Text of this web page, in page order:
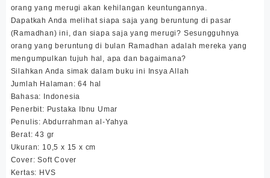
orang yang merugi akan kehilangan keuntungannya.
Dapatkah Anda melihat siapa saja yang beruntung di pasar
(Ramadhan) ini, dan siapa saja yang merugi? Sesungguhnya
orang yang beruntung di bulan Ramadhan adalah mereka yang
mengumpulkan tujuh hal, apa dan bagaimana?
Silahkan Anda simak dalam buku ini Insya Allah
Jumlah Halaman: 64 hal
Bahasa: Indonesia
Penerbit: Pustaka Ibnu Umar
Penulis: Abdurrahman al-Yahya
Berat: 43 gr
Ukuran: 10,5 x 15 x cm
Cover: Soft Cover
Kertas: HVS